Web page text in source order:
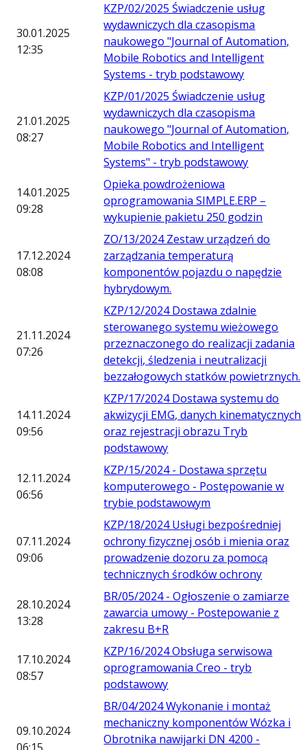
30.01.2025
12:35
KZP/02/2025 Świadczenie usług
wydawniczych dla czasopisma
naukowego "Journal of Automation,
Mobile Robotics and Intelligent
Systems - tryb podstawowy
21.01.2025
08:27
KZP/01/2025 Świadczenie usług
wydawniczych dla czasopisma
naukowego "Journal of Automation,
Mobile Robotics and Intelligent
Systems" - tryb podstawowy
14.01.2025
09:28
Opieka powdrożeniowa
oprogramowania SIMPLE.ERP –
wykupienie pakietu 250 godzin
17.12.2024
08:08
ZO/13/2024 Zestaw urządzeń do
zarządzania temperaturą
komponentów pojazdu o napędzie
hybrydowym.
21.11.2024
07:26
KZP/12/2024 Dostawa zdalnie
sterowanego systemu wieżowego
przeznaczonego do realizacji zadania
detekcji, śledzenia i neutralizacji
bezzałogowych statków powietrznych.
14.11.2024
09:56
KZP/17/2024 Dostawa systemu do
akwizycji EMG, danych kinematycznych
oraz rejestracji obrazu Tryb
podstawowy
12.11.2024
06:56
KZP/15/2024 - Dostawa sprzętu
komputerowego - Postępowanie w
trybie podstawowym
07.11.2024
09:06
KZP/18/2024 Usługi bezpośredniej
ochrony fizycznej osób i mienia oraz
prowadzenie dozoru za pomocą
technicznych środków ochrony
28.10.2024
13:28
BR/05/2024 - Ogłoszenie o zamiarze
zawarcia umowy - Postepowanie z
zakresu B+R
17.10.2024
08:57
KZP/16/2024 Obsługa serwisowa
oprogramowania Creo - tryb
podstawowy
09.10.2024
BR/04/2024 Wykonanie i montaż
mechaniczny komponentów Wózka i
Obrotnika nawijarki DN 4200 -